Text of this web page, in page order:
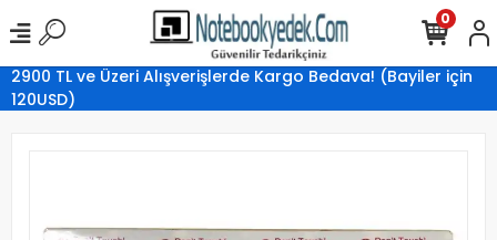
2900 TL ve Üzeri Alışverişlerde Kargo Bedava! (Bayiler için
120USD)
0